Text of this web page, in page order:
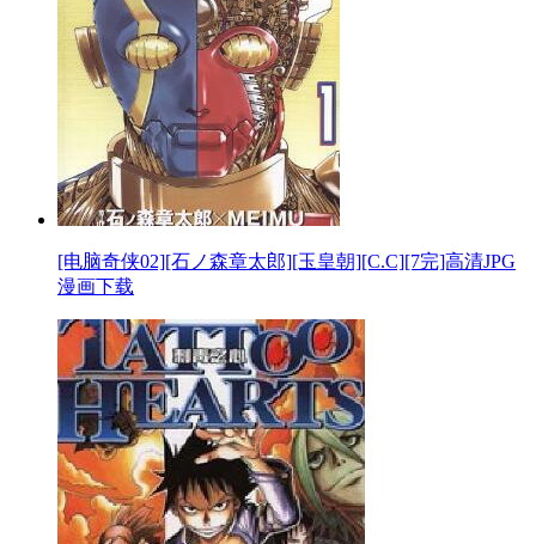
[电脑奇侠02][石ノ森章太郎][玉皇朝][C.C][7完]高清JPG
漫画下载